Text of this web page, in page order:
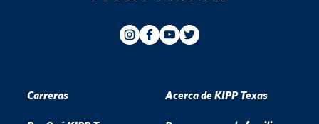
Carreras Acerca de KIPP Texas